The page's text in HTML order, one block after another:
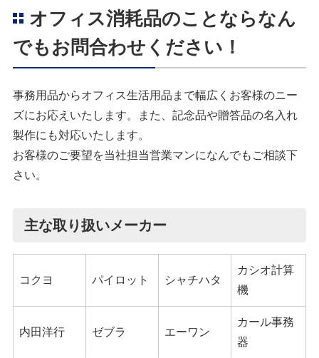
オフィス消耗品のことならなん
でもお問合わせください！
事務用品からオフィス生活用品まで幅広くお客様のニー
ズにお応えいたします。また、記念品や贈答品の名入れ
製作にも対応いたします。
お客様のご要望を当社担当営業マンになんでもご相談下
さい。
主な取り扱いメーカー
コクヨ パイロット シャチハタ
カシオ計算
機
内田洋行 ゼブラ エーワン
カール事務
器